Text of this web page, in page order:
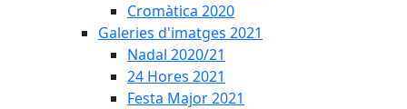
Cromàtica 2020
Galeries d'imatges 2021
Nadal 2020/21
24 Hores 2021
Festa Major 2021